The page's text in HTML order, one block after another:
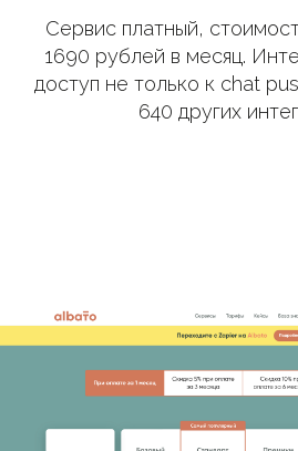
Сервис платный,
1690 рублей в месяц.
доступ не только к chat
640 других